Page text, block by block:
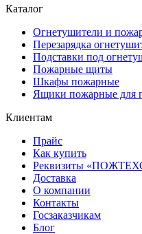
Каталог
Огнетушители и
Перезарядка
Подставки под
Пожарные щиты
Шкафы пожарные
Ящики пожарные для
Клиентам
Прайс
Как купить
Реквизиты
Доставка
О компании
Контакты
Госзаказчикам
Блог